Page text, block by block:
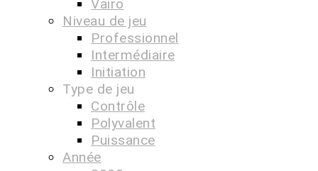
Vairo
Niveau de jeu
Professionnel
Intermédiaire
Initiation
Type de jeu
Contrôle
Polyvalent
Puissance
Année